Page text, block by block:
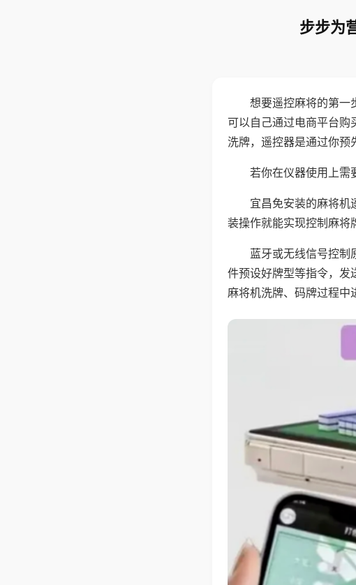
步步为
想要遥控麻将的第一
可以自己通过电商平台
洗牌，遥控器是通过你预
若你在仪器使用上需
宜昌免安装的麻将机
装操作就能实现控制麻将
蓝牙或无线信号控制
件预设好牌型等指令，发
麻将机洗牌、码牌过程中